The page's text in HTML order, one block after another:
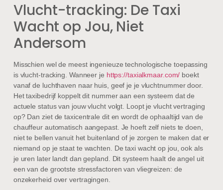
Vlucht-tracking: De Taxi
Wacht op Jou, Niet
Andersom
Misschien wel de meest ingenieuze technologische toepassing
is vlucht-tracking. Wanneer je https://taxialkmaar.com/ boekt
vanaf de luchthaven naar huis, geef je je vluchtnummer door.
Het taxibedrijf koppelt dit nummer aan een systeem dat de
actuele status van jouw vlucht volgt. Loopt je vlucht vertraging
op? Dan ziet de taxicentrale dit en wordt de ophaaltijd van de
chauffeur automatisch aangepast. Je hoeft zelf niets te doen,
niet te bellen vanuit het buitenland of je zorgen te maken dat er
niemand op je staat te wachten. De taxi wacht op jou, ook als
je uren later landt dan gepland. Dit systeem haalt de angel uit
een van de grootste stressfactoren van vliegreizen: de
onzekerheid over vertragingen.